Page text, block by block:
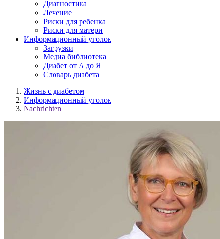
Диагностика
Лечение
Риски для ребенка
Риски для матери
Информационный уголок
Загрузки
Медиа библиотека
Диабет от A до Я
Словарь диабета
Жизнь с диабетом
Информационный уголок
Nachrichten